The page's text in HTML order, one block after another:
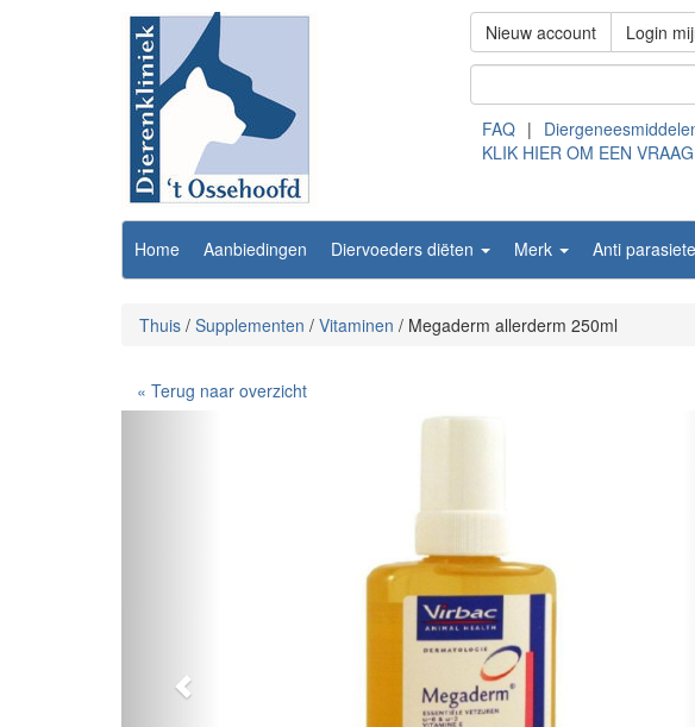
Nieuw account Login
FAQ |
KLIK HIER OM EEN
Home Aanbiedingen Diervoeders diëten Merk Anti
Thuis / Supplementen / Vitaminen / Megaderm allerderm 250ml
« Terug naar overzicht